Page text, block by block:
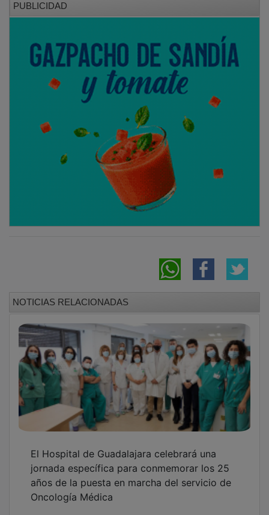
jornada específica para conmemorar los 25
años de la puesta en marcha del servicio de
Oncología Médica